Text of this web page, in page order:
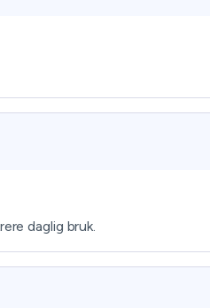
daglig bruk.